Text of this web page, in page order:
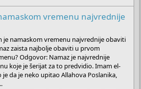
vremenu najvrednije
je namaskom vremenu najvrednije obaviti
zaista najbolje obaviti u prvom
Odgovor: Namaz je najvrednije
koje je šerijat za to predvidio. Imam el-
je da je neko upitao Allahova Poslanika,